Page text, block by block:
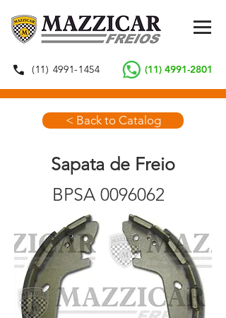
(11) 4991-1454 (11) 4991-2801
< Back to Catalog
Sapata de Freio
BPSA 0096062